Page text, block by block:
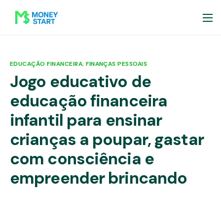
EDUCAÇÃO FINANCEIRA,FINANÇAS PESSOAIS
Jogo educativo de
educação financeira
infantil para ensinar
crianças a poupar, gastar
com consciência e
empreender brincando